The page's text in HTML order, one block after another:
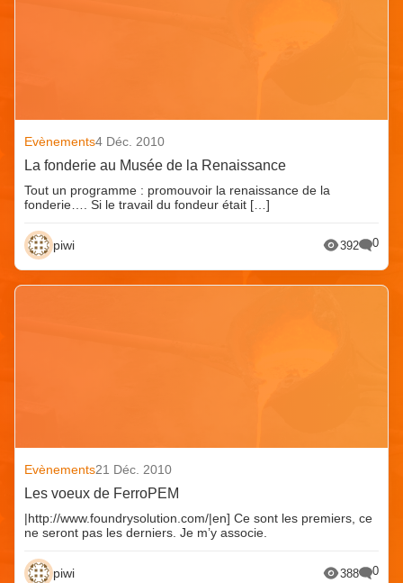
Evènements4 Déc. 2010
La fonderie au Musée de la Renaissance
Tout un programme : promouvoir la renaissance de la
fonderie…. Si le travail du fondeur était […]
piwi 392 0
Evènements21 Déc. 2010
Les voeux de FerroPEM
|http://www.foundrysolution.com/|en] Ce sont les premiers, ce
ne seront pas les derniers. Je m’y associe.
piwi 388 0